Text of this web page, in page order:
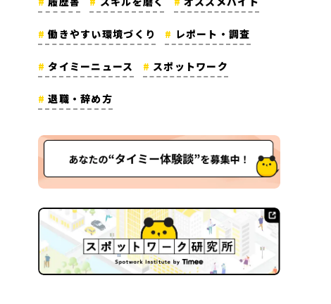
働きやすい環境づくり レポート・調査
タイミーニュース スポットワーク
退職・辞め方